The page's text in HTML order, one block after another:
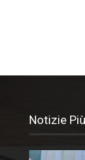
Notizie